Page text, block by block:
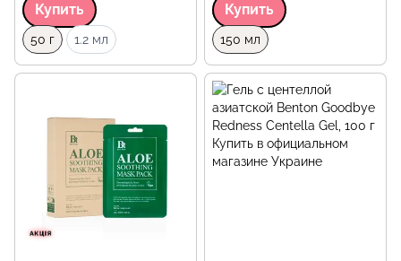
Купить
Объем
50 г 1.2 мл
Купить
Объем
150 мл